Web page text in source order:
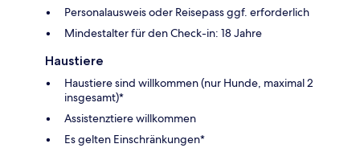
Personalausweis oder Reisepass ggf. erforderlich
Mindestalter für den Check-in: 18 Jahre
Haustiere
Haustiere sind willkommen (nur Hunde, maximal 2
insgesamt)*
Assistenztiere willkommen
Es gelten Einschränkungen*